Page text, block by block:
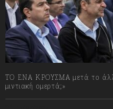
ΤΟ ΕΝΑ ΚΡΟΥΣΜΑ μετά το
μιντιακή ομερτά;»